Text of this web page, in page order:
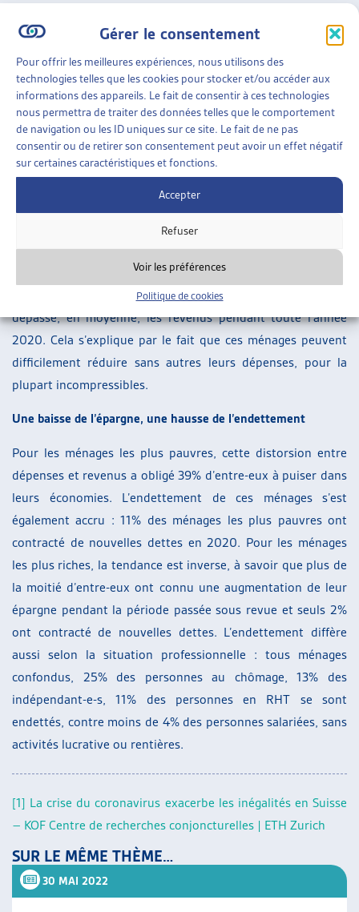
Gérer le consentement
Pour offrir les meilleures expériences, nous utilisons des
technologies telles que les cookies pour stocker et/ou accéder aux
informations des appareils. Le fait de consentir à ces technologies
nous permettra de traiter des données telles que le comportement
de navigation ou les ID uniques sur ce site. Le fait de ne pas
consentir ou de retirer son consentement peut avoir un effet négatif
sur certaines caractéristiques et fonctions.
Accepter
Refuser
Voir les préférences
Politique de cookies
de revenu de 16’000 et plus, ils sont un sixième à se
retrouver dans cette situation.
Des dépenses incompressibles qui dépassent les revenus
L’étude du KOF se penche aussi sur l’évolution des dépenses
des ménages. Tout d’abord, 50% des ménages indiquent
n’avoir pas moins dépensé que d’habitude. Cela n’empêche
pas une disparité dans les comportements des différents
ménages : les ménages aux revenus les plus bas ont
dépensé en moyenne 12% de moins et ceux aux revenus les
plus haut 16% de moins.
Pour les ménages les plus défavorisés, les dépenses ont
dépassé, en moyenne, les revenus pendant toute l’année
2020. Cela s’explique par le fait que ces ménages peuvent
difficilement réduire sans autres leurs dépenses, pour la
plupart incompressibles.
Une baisse de l’épargne, une hausse de l’endettement
Pour les ménages les plus pauvres, cette distorsion entre
dépenses et revenus a obligé 39% d’entre-eux à puiser dans
leurs économies. L’endettement de ces ménages s’est
également accru : 11% des ménages les plus pauvres ont
contracté de nouvelles dettes en 2020. Pour les ménages
les plus riches, la tendance est inverse, à savoir que plus de
la moitié d’entre-eux ont connu une augmentation de leur
épargne pendant la période passée sous revue et seuls 2%
ont contracté de nouvelles dettes. L’endettement diffère
aussi selon la situation professionnelle : tous ménages
confondus, 25% des personnes au chômage, 13% des
indépendant-e-s, 11% des personnes en RHT se sont
endettés, contre moins de 4% des personnes salariées, sans
activités lucrative ou rentières.
[1] La crise du coronavirus exacerbe les inégalités en Suisse
– KOF Centre de recherches conjoncturelles | ETH Zurich
SUR LE MÊME THÈME…
30 MAI 2022